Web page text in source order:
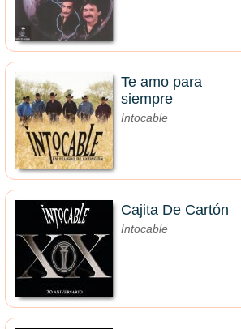
Te amo para
siempre
Intocable
Cajita De Cartón
Intocable